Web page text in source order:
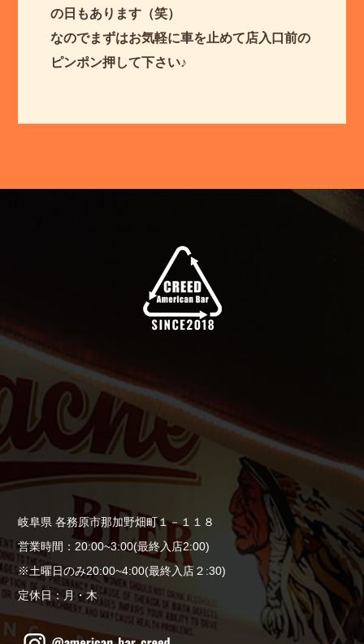
の日もあります（笑）
なのでまずはお気軽に車を止めて店入口前の
ピンポン押して下さい♪
岐阜県 各務原市那加野畑町１－１１８
営業時間：20:00~3:00(最終入店2:00)
※土曜日のみ20:00~4:00(最終入店２:30)
定休日：月・木